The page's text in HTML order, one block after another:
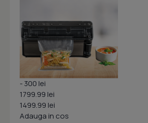
- 300 lei
1799.99 lei
1499.99 lei
Adauga in cos